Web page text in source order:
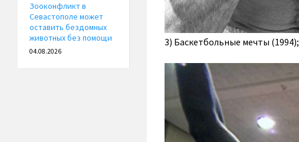
3) Баскетбольные мечты (1994);
Зооконфликт в
Севастополе может
оставить бездомных
животных без помощи
04.08.2026